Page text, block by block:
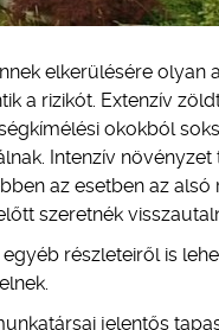
elkerülésére
a rizikót. Extenzív
okokból
Intenzív
az esetben az
szeretnék
részleteiről is
jelentős